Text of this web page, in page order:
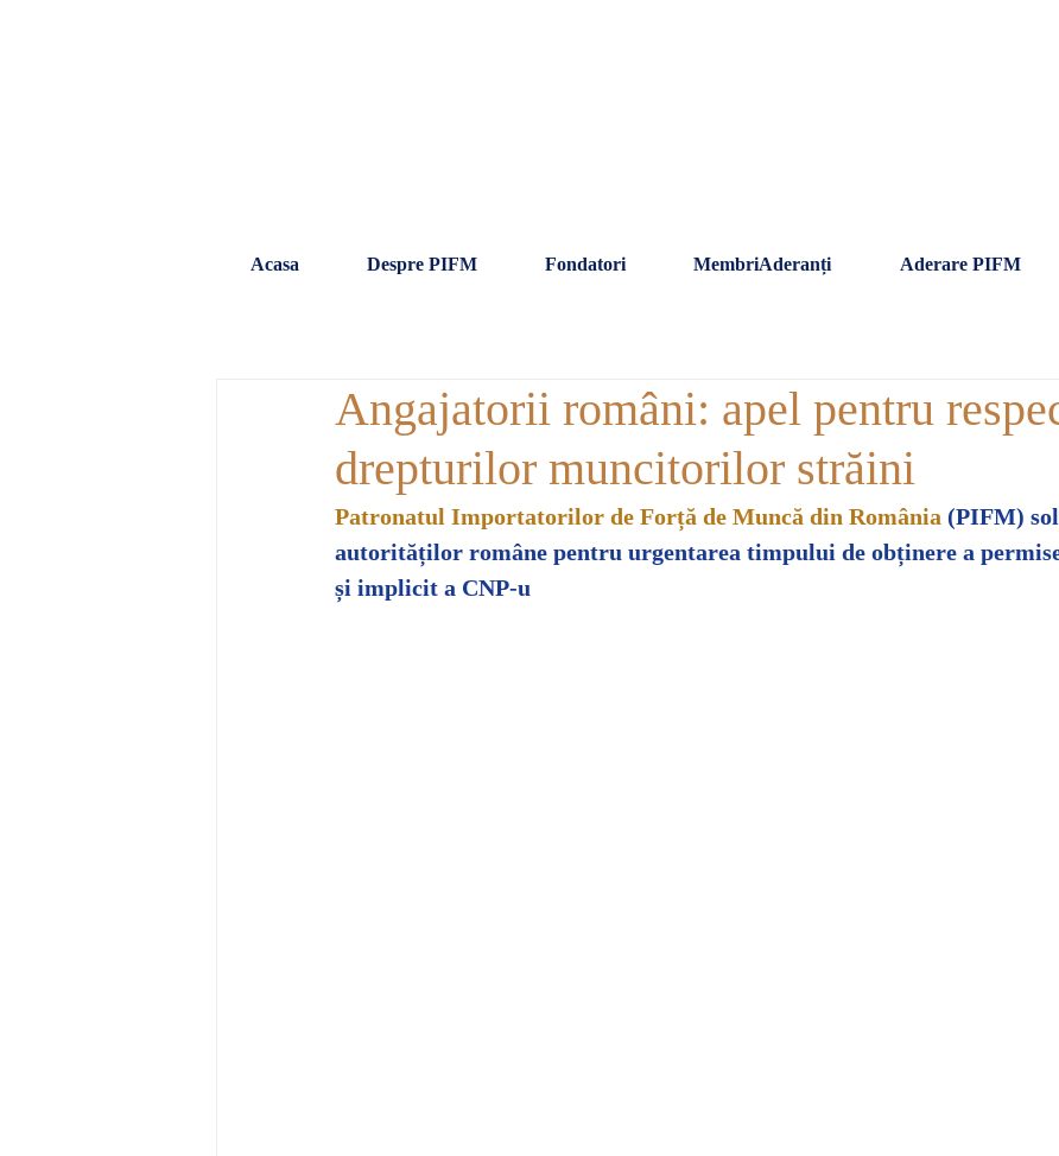
Acasa Despre PIFM Fondatori MembriAderanți Aderare PIFM
Angajatorii români: apel pentru
drepturilor muncitorilor străini
Patronatul Importatorilor de Forță de Muncă din România (PIFM)
autorităților române pentru urgentarea timpului de obținere a
și implicit a CNP-u